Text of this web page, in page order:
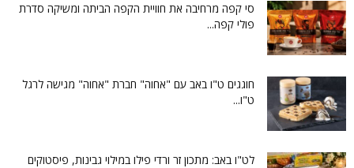
סי קפה מרחיבה את חוויית הקפה הביתה ומשיקה סדרת
פולי קפה...
חוגגים ט"ו באב עם "אחוה" חברת "אחוה" מגישה לרגל
ט"ו...
לט"ו באב: מתכון זר ורדי פילו במילוי גבינות, פיסטוקים